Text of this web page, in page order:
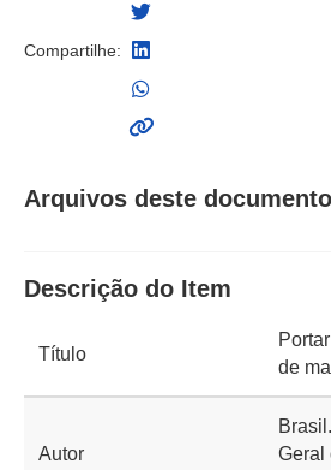
Compartilhe:
Arquivos deste documento
Descrição do Item
Título
de
Autor
Geral